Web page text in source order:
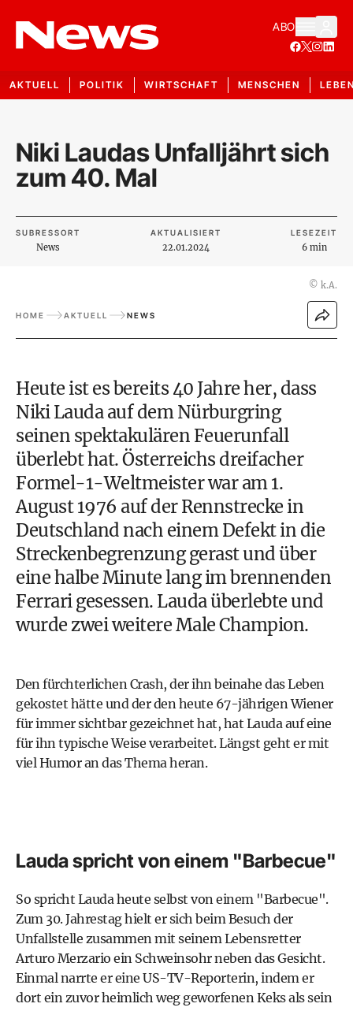
ABO
AKTUELL POLITIK WIRTSCHAFT MENSCHEN
Niki Laudas Unfalljährt sich
zum 40. Mal
SUBRESSORT
News
AKTUALISIERT
22.01.2024
LESEZEIT
6 min
© k.A.
HOME AKTUELL NEWS
Heute ist es bereits 40 Jahre her, dass
Niki Lauda auf dem Nürburgring
seinen spektakulären Feuerunfall
überlebt hat. Österreichs dreifacher
Formel-1-Weltmeister war am 1.
August 1976 auf der Rennstrecke in
Deutschland nach einem Defekt in die
Streckenbegrenzung gerast und über
eine halbe Minute lang im brennenden
Ferrari gesessen. Lauda überlebte und
wurde zwei weitere Male Champion.
Den fürchterlichen Crash, der ihn beinahe das Leben
gekostet hätte und der den heute 67-jährigen Wiener
für immer sichtbar gezeichnet hat, hat Lauda auf eine
für ihn typische Weise verarbeitet. Längst geht er mit
viel Humor an das Thema heran.
Lauda spricht von einem "Barbecue"
So spricht Lauda heute selbst von einem "Barbecue".
Zum 30. Jahrestag hielt er sich beim Besuch der
Unfallstelle zusammen mit seinem Lebensretter
Arturo Merzario ein Schweinsohr neben das Gesicht.
Einmal narrte er eine US-TV-Reporterin, indem er
dort ein zuvor heimlich weg geworfenen Keks als sein